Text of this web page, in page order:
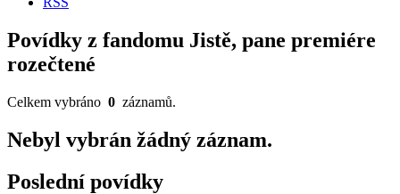
Povídky z fandomu Jistě, pane premiére
rozečtené
Celkem vybráno 0 záznamů.
Nebyl vybrán žádný záznam.
Poslední povídky